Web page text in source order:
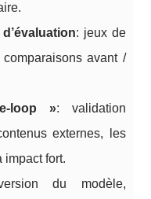
: jeux de
avant /
loop »: validation
externes, les
impact fort.
du modèle,